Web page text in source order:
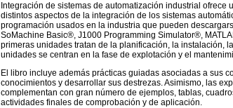
Integración de sistemas de automatización industrial
distintos aspectos de la integración de los sistemas
programación usados en la industria que pueden
SoMachine Basic®, J1000 Programming Simulator®,
primeras unidades tratan de la planificación, la instalación,
unidades se centran en la fase de explotación y el
El libro incluye además prácticas guiadas asociadas a sus
conocimientos y desarrollar sus destrezas. Asimismo, las
complementan con gran número de ejemplos, tablas,
actividades finales de comprobación y de aplicación.